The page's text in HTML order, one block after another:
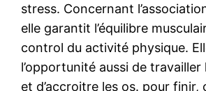
stress. Concernant
elle garantit l’équilibre
control du activité physique.
l’opportunité aussi de
et d’accroitre les os. pour finir,